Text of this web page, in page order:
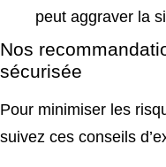
peut aggraver la
Nos
sécurisée
Pour minimiser les
suivez ces conseils